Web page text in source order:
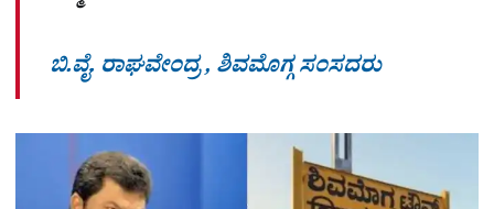
ಬಿ.ವೈ. ರಾಘವೇಂದ್ರ , ಶಿವಮೊಗ್ಗ ಸಂಸದರು